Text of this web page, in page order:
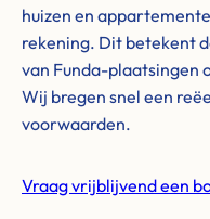
huizen en
rekening. Dit betekent
van Funda-plaatsingen
Wij bregen snel een
voorwaarden.
Vraag vrijblijvend een